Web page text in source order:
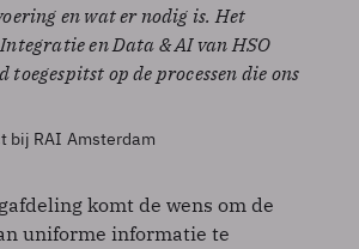
en wat er nodig is. Het
en Data & AI van HSO
toegespitst op de processen die ons
bij RAI Amsterdam
komt de wens om de
uniforme informatie te